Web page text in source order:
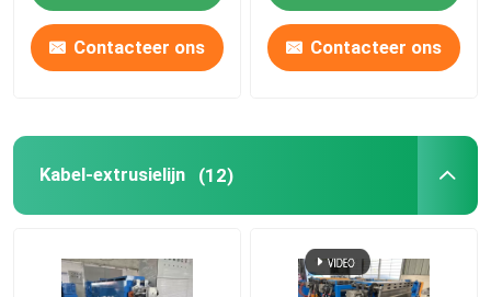
Contacteer ons Contacteer ons
Kabel-extrusielijn (12)